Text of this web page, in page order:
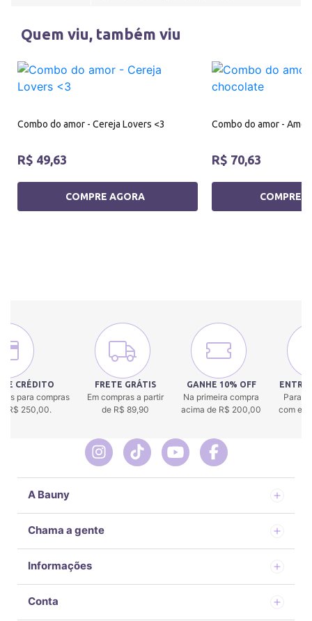
Quem viu, também viu
Combo do amor - Cereja Lovers <3
R$ 49,63
COMPRE AGORA
Combo do amor -
R$ 70,63
COMPRE
CRÉDITO
para compras
R$ 250,00.
FRETE GRÁTIS
Em compras a partir
de R$ 89,90
GANHE 10% OFF
Na primeira compra
acima de R$ 200,00
Para
com
A Bauny
Chama a gente
Informações
Conta